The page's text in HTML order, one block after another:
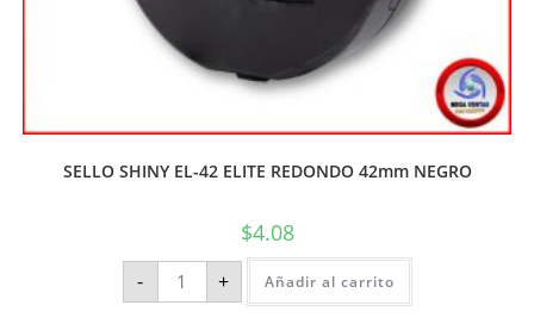
SELLO SHINY EL-42 ELITE REDONDO 42mm NEGRO
$4.08
- + Añadir al carrito